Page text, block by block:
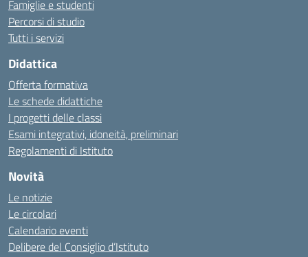
Famiglie e studenti
Percorsi di studio
Tutti i servizi
Didattica
Offerta formativa
Le schede didattiche
I progetti delle classi
Esami integrativi, idoneità, preliminari
Regolamenti di Istituto
Novità
Le notizie
Le circolari
Calendario eventi
Delibere del Consiglio d’Istituto